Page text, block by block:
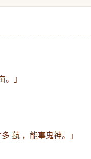
。」
多 蓺 ，能事鬼神。」